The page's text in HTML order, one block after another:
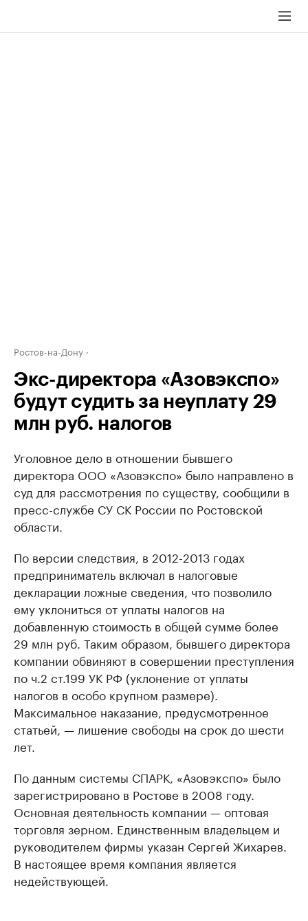
Ростов-на-Дону
Экс-директора «Азовэкспо»
будут судить за неуплату 29
млн руб. налогов
Уголовное дело в отношении бывшего
директора ООО «Азовэкспо» было направлено в
суд для рассмотрения по существу, сообщили в
пресс-службе СУ СК России по Ростовской
области.
По версии следствия, в 2012-2013 годах
предприниматель включал в налоговые
декларации ложные сведения, что позволило
ему уклониться от уплаты налогов на
добавленную стоимость в общей сумме более
29 млн руб. Таким образом, бывшего директора
компании обвиняют в совершении преступления
по ч.2 ст.199 УК РФ (уклонение от уплаты
налогов в особо крупном размере).
Максимальное наказание, предусмотренное
статьей, — лишение свободы на срок до шести
лет.
По данным системы СПАРК, «Азовэкспо» было
зарегистрировано в Ростове в 2008 году.
Основная деятельность компании — оптовая
торговля зерном. Единственным владельцем и
руководителем фирмы указан Сергей Жихарев.
В настоящее время компания является
недействующей.